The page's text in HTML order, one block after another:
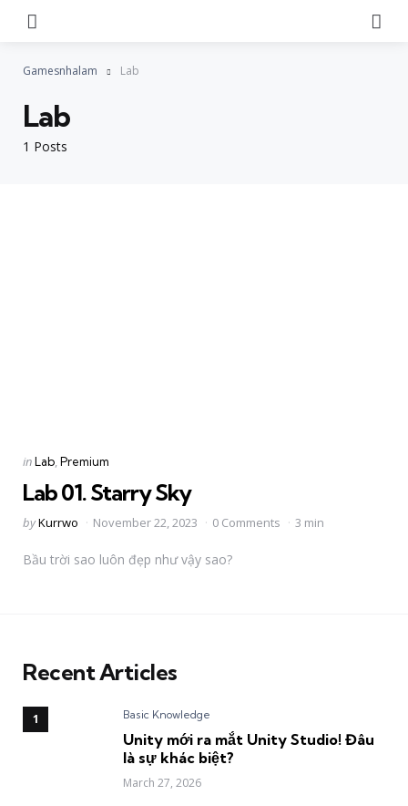
Gamesnhalam Lab
1 Posts
Lab
Categories
Posted
inLab Premium
Lab 01. Starry Sky
Posted
byKurrwo November 22, 2023 0 Comments 3 min
Bầu trời sao luôn đẹp như vậy sao?
Recent Articles
Basic Knowledge
Unity mới ra mắt Unity Studio! Đâu
là sự khác biệt?
March 27, 2026